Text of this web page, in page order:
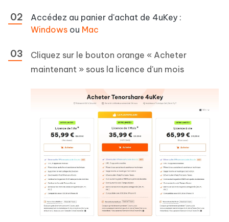
Accédez au panier d'achat de 4uKey :
Windows ou Mac
Cliquez sur le bouton orange « Acheter
maintenant » sous la licence d'un mois